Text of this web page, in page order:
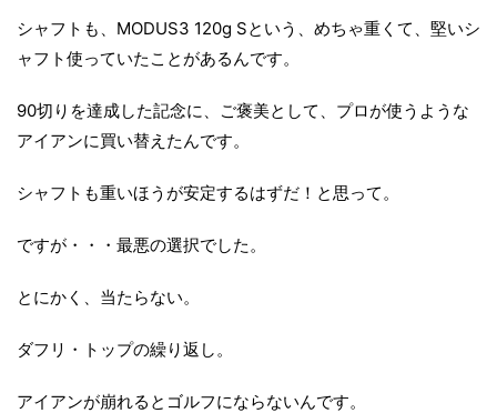
シャフトも、MODUS3 120g Sという、めちゃ重くて、堅いシ
ャフト使っていたことがあるんです。
90切りを達成した記念に、ご褒美として、プロが使うような
アイアンに買い替えたんです。
シャフトも重いほうが安定するはずだ！と思って。
ですが・・・最悪の選択でした。
とにかく、当たらない。
ダフリ・トップの繰り返し。
アイアンが崩れるとゴルフにならないんです。